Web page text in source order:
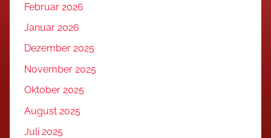
Februar 2026
Januar 2026
Dezember 2025
November 2025
Oktober 2025
August 2025
Juli 2025